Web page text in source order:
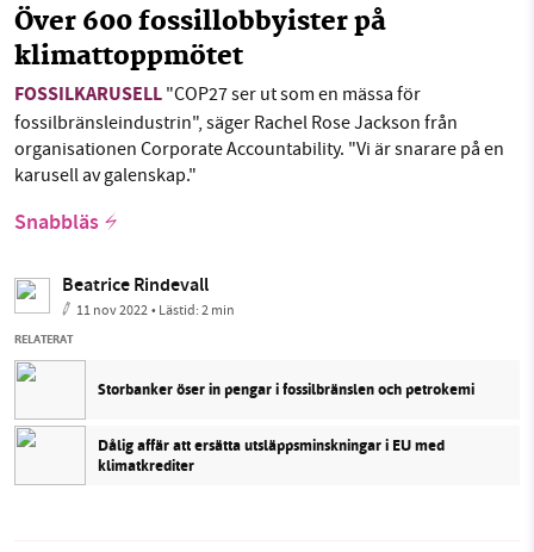
Över 600 fossillobbyister på
klimattoppmötet
FOSSILKARUSELL "COP27 ser ut som en mässa för
fossilbränsleindustrin", säger Rachel Rose Jackson från
organisationen Corporate Accountability. "Vi är snarare på en
karusell av galenskap."
Snabbläs
Beatrice Rindevall
11 nov 2022• Lästid:2 min
RELATERAT
Storbanker öser in pengar i fossilbränslen och petrokemi
Dålig affär att ersätta utsläppsminskningar i EU med
klimatkrediter